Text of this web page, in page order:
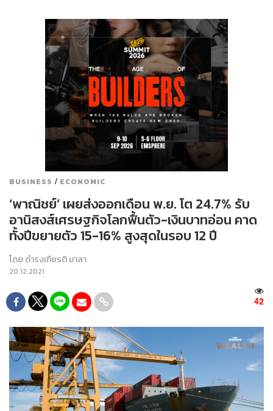
BUSINESS / ECONOMIC
‘พาณิชย์’ เผยส่งออกเดือน พ.ย. โต 24.7% รับ
อานิสงส์เศรษฐกิจโลกฟื้นตัว-เงินบาทอ่อน คาด
ทั้งปีขยายตัว 15-16% สูงสุดในรอบ 12 ปี
โดย ดำรงเกียรติ มาลา
20.12.2021
42